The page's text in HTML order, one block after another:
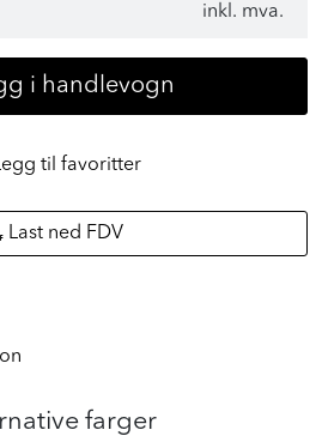
inkl. mva.
i handlevogn
til favoritter
Last ned FDV
farger